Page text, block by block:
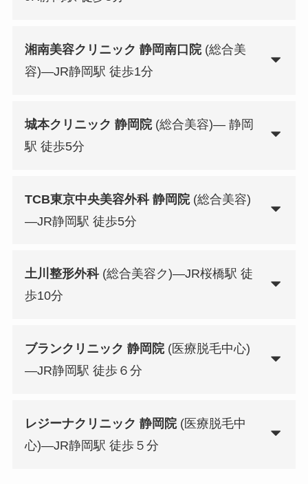
湘南美容クリニック 静岡南口院(総合美
容)—JR静岡駅 徒歩1分
城本クリニック 静岡院(総合美容)— 静岡
駅 徒歩5分
TCB東京中央美容外科 静岡院(総合美容)
—JR静岡駅 徒歩5分
土川整形外科(総合美容ク)—JR桜橋駅 徒
歩10分
ブランクリニック 静岡院(医療脱毛中心)
—JR静岡駅 徒歩６分
レジーナクリニック 静岡院(医療脱毛中
心)—JR静岡駅 徒歩５分